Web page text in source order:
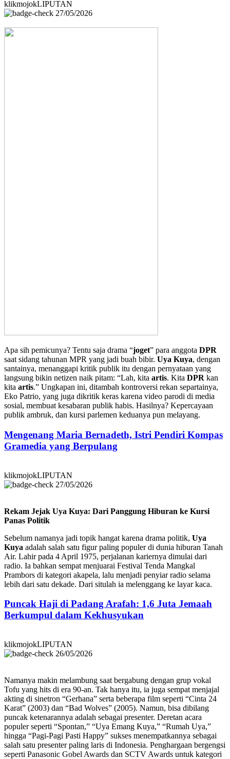
klikmojokLIPUTAN
27/05/2026
Apa sih pemicunya? Tentu saja drama “joget” para anggota DPR
saat sidang tahunan MPR yang jadi buah bibir. Uya Kuya, dengan
santainya, menanggapi kritik publik itu dengan pernyataan yang
langsung bikin netizen naik pitam: “Lah, kita artis. Kita DPR kan
kita artis.” Ungkapan ini, ditambah kontroversi rekan separtainya,
Eko Patrio, yang juga dikritik keras karena video parodi di media
sosial, membuat kesabaran publik habis. Hasilnya? Kepercayaan
publik ambruk, dan kursi parlemen keduanya pun melayang.
Mengenang Maria Bernadeth, Istri Pendiri Kompas
Gramedia yang Berpulang
klikmojokLIPUTAN
27/05/2026
Rekam Jejak Uya Kuya: Dari Panggung Hiburan ke Kursi
Panas Politik
Sebelum namanya jadi topik hangat karena drama politik, Uya
Kuya adalah salah satu figur paling populer di dunia hiburan Tanah
Air. Lahir pada 4 April 1975, perjalanan kariernya dimulai dari
radio. Ia bahkan sempat menjuarai Festival Tenda Mangkal
Prambors di kategori akapela, lalu menjadi penyiar radio selama
lebih dari satu dekade. Dari situlah ia melenggang ke layar kaca.
Puncak Haji di Padang Arafah: 1,6 Juta Jemaah
Berkumpul dalam Kekhusyukan
klikmojokLIPUTAN
26/05/2026
Namanya makin melambung saat bergabung dengan grup vokal
Tofu yang hits di era 90-an. Tak hanya itu, ia juga sempat menjajal
akting di sinetron “Gerhana” serta beberapa film seperti “Cinta 24
Karat” (2003) dan “Bad Wolves” (2005). Namun, bisa dibilang
puncak ketenarannya adalah sebagai presenter. Deretan acara
populer seperti “Spontan,” “Uya Emang Kuya,” “Rumah Uya,”
hingga “Pagi-Pagi Pasti Happy” sukses menempatkannya sebagai
salah satu presenter paling laris di Indonesia. Penghargaan bergengsi
seperti Panasonic Gobel Awards dan SCTV Awards untuk kategori